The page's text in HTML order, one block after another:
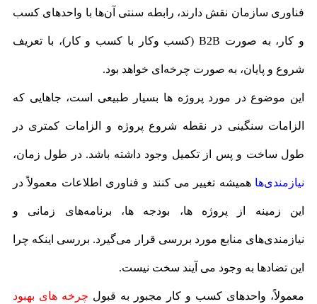
فناوری سازمان نقش دارند، رابطه سنتی آن‌ها با واحدهای کسب
و کار، به صورت B2B (كسب وكار با كسب و كار)، با تعریف
شروع و پایان، به صورت چرخه‌ای خواهد بود.
این موضوع در مورد پروژه ها بسیار طبیعی است، جاهایی که
الزامات سنگینی در نقطه شروع پروژه و الزامات کمتری در
طول ساخت و پس از تکمیل وجود داشته باشد. در طول زمان،
نیازمندی‌هاهمیشه تغییر می کنند و فناوری اطلاعات معمولاً در
این زمینه از پروژه ها، بودجه ها، برنامه‌های زمانی و
نیازمندی‌های منابع مورد بررسی قرار می‌گیرد. بررسی اینکه چرا
این تضادها به وجود می آیند سخت نیست.
معمولاً، واحدهای کسب و کار مجبور به قبول چرخه های بهبود